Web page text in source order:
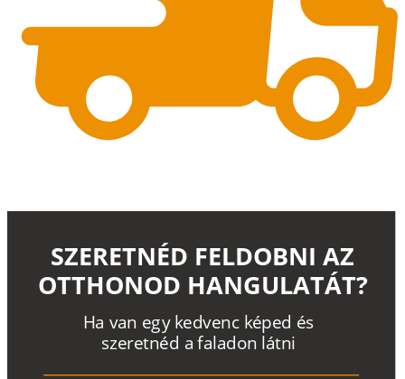
Ha van egy kedvenc képed és
szeretnéd a faladon látni
SZERETNÉD FELDOBNI AZ
OTTHONOD HANGULATÁT?